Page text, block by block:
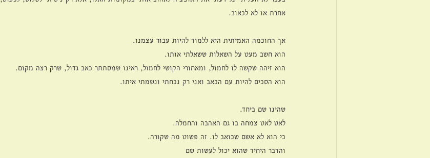
אחרת או לא לכאוב.
אך החוכמה האמיתית היא ללמוד להיות עבור עצמנו.
הוא חשב מעט על השאלות ששאלתי אותו.
הוא זיהה שקשה לו לחמול, ומאחורי הקושי לחמול, ראינו שמסתתר כאב גדול, שרק רצה מקום.
הוא הסכים להיות עם הכאב ואני רק נכחתי ונשמתי איתו.
שהינו שם ביחד.
לאט לאט צמחה בו גם האהבה והחמלה.
כי הוא לא אשם שכואב לו. זה פשוט מה שקורה.
והדבר היחיד שהוא יכול לעשות שם